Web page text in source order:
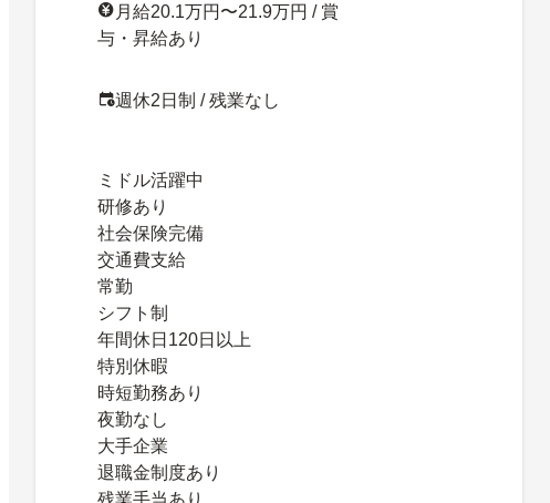
月給20.1万円〜21.9万円 / 賞
与・昇給あり
週休2日制 / 残業なし
ミドル活躍中
研修あり
社会保険完備
交通費支給
常勤
シフト制
年間休日120日以上
特別休暇
時短勤務あり
夜勤なし
大手企業
退職金制度あり
残業手当あり